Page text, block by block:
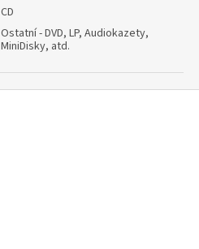
CD
Ostatní - DVD, LP, Audiokazety,
MiniDisky, atd.